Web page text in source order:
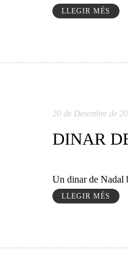
LLEGIR MÉS
20 de Desembre de
DINAR
Un dinar de Nadal
LLEGIR MÉS